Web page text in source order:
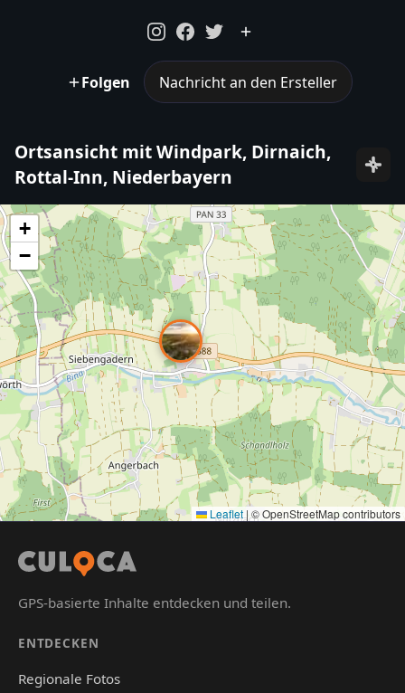
Folgen Nachricht an den Ersteller
Ortsansicht mit Windpark, Dirnaich,
Rottal-Inn, Niederbayern
+
−
Leaflet | © OpenStreetMap contributors
GPS-basierte Inhalte entdecken und teilen.
ENTDECKEN
Regionale Fotos